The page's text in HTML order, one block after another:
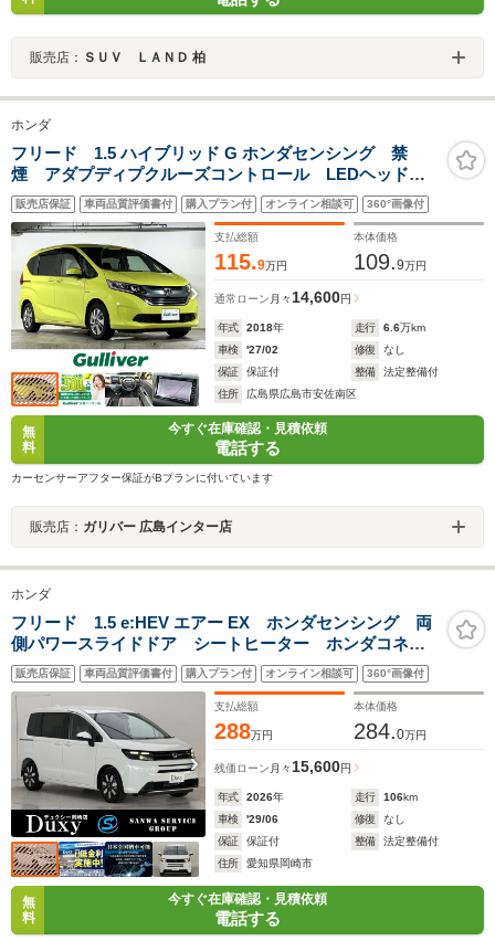
販売店： ＳＵＶ ＬＡＮＤ 柏
ホンダ
フリード 1.5 ハイブリッド G ホンダセンシング 禁
煙 アダプディプクルーズコントロール LEDヘッドラ
イト 両側パワースライドドア 純正ナビ バックカメ
ラ ビルトインETC 純正フロアマット ドアバイザ
ー スマートキー プッシュスタート
販売店保証 車両品質評価書付 購入プラン付 オンライン相談可 360°画像付
支払総額
115.9万円
本体価格
109.9万円
通常ローン 月々 14,600円
年式 2018年 走行 6.6万km
車検
'27/02 修復
なし
保証
保証付 整備
法定整備付
住所
広島県広島市安佐南区
無
料
今すぐ在庫確認・見積依頼
電話する
カーセンサーアフター保証がBプランに付いています
販売店： ガリバー 広島インター店
ホンダ
フリード 1.5 e:HEV エアー EX ホンダセンシング 両
側パワースライドドア シートヒーター ホンダコネク
トナビ対応 本革ステアリング オートエアコン リア
クーラー LEDヘッドランプ 電動格納ドアミラー ス
マートキー 15インチアルミ
販売店保証 車両品質評価書付 購入プラン付 オンライン相談可 360°画像付
支払総額
288万円
本体価格
284.0万円
残価ローン 月々15,600円
年式 2026年 走行 106km
車検
'29/06 修復
なし
保証
保証付 整備
法定整備付
住所
愛知県岡崎市
無
料
今すぐ在庫確認・見積依頼
電話する